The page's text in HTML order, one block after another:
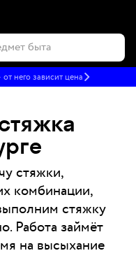
него зависит цена
стяжки,
комбинации,
стяжку
Работа займёт
на высыхание